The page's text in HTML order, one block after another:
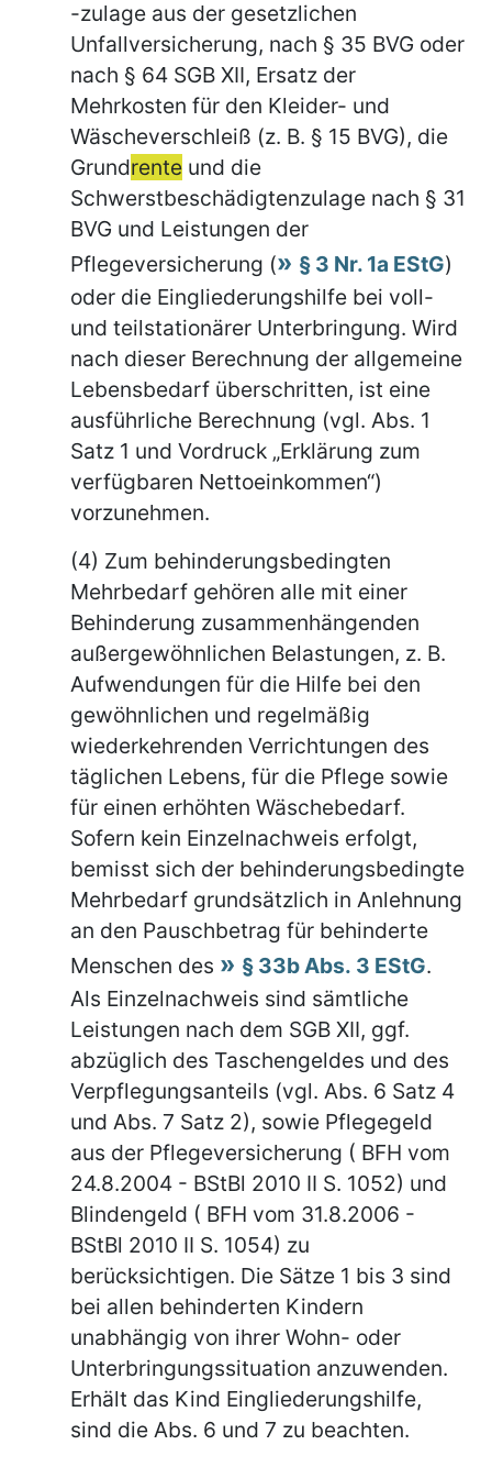
-zulage aus der gesetzlichen
Unfallversicherung, nach § 35 BVG oder
nach § 64 SGB XII, Ersatz der
Mehrkosten für den Kleider- und
Wäscheverschleiß (z. B. § 15 BVG), die
Grundrente und die
Schwerstbeschädigtenzulage nach § 31
BVG und Leistungen der
Pflegeversicherung (
§ 3 Nr. 1a EStG)
oder die Eingliederungshilfe bei voll-
und teilstationärer Unterbringung. Wird
nach dieser Berechnung der allgemeine
Lebensbedarf überschritten, ist eine
ausführliche Berechnung (vgl. Abs. 1
Satz 1 und Vordruck „Erklärung zum
verfügbaren Nettoeinkommen“)
vorzunehmen.
(4) Zum behinderungsbedingten
Mehrbedarf gehören alle mit einer
Behinderung zusammenhängenden
außergewöhnlichen Belastungen, z. B.
Aufwendungen für die Hilfe bei den
gewöhnlichen und regelmäßig
wiederkehrenden Verrichtungen des
täglichen Lebens, für die Pflege sowie
für einen erhöhten Wäschebedarf.
Sofern kein Einzelnachweis erfolgt,
bemisst sich der behinderungsbedingte
Mehrbedarf grundsätzlich in Anlehnung
an den Pauschbetrag für behinderte
Menschen des
§ 33b Abs. 3 EStG.
Als Einzelnachweis sind sämtliche
Leistungen nach dem SGB XII, ggf.
abzüglich des Taschengeldes und des
Verpflegungsanteils (vgl. Abs. 6 Satz 4
und Abs. 7 Satz 2), sowie Pflegegeld
aus der Pflegeversicherung ( BFH vom
24.8.2004 - BStBl 2010 II S. 1052) und
Blindengeld ( BFH vom 31.8.2006 -
BStBl 2010 II S. 1054) zu
berücksichtigen. Die Sätze 1 bis 3 sind
bei allen behinderten Kindern
unabhängig von ihrer Wohn- oder
Unterbringungssituation anzuwenden.
Erhält das Kind Eingliederungshilfe,
sind die Abs. 6 und 7 zu beachten.